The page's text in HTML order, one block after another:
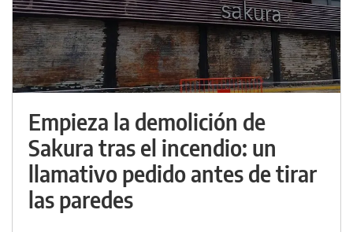
Empieza la demolición de
Sakura tras el incendio: un
llamativo pedido antes de tirar
las paredes